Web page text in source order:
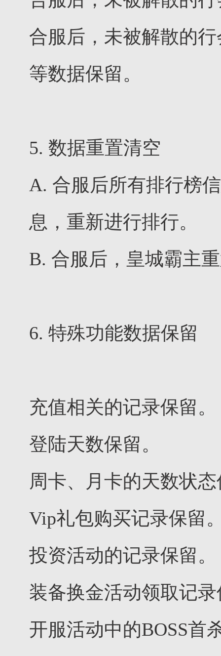
合服后，未被解散的
等数据保留。
5. 数据重置清空
A. 合服后所有排行榜
息，重新进行排行。
B. 合服后，皇城霸主
6. 特殊功能数据保留
充值相关的记录保留。
登陆天数保留。
周卡、月卡的天数状
Vip礼包购买记录保留
投资活动的记录保留。
装备换金活动领取记
开服活动中的BOSS首